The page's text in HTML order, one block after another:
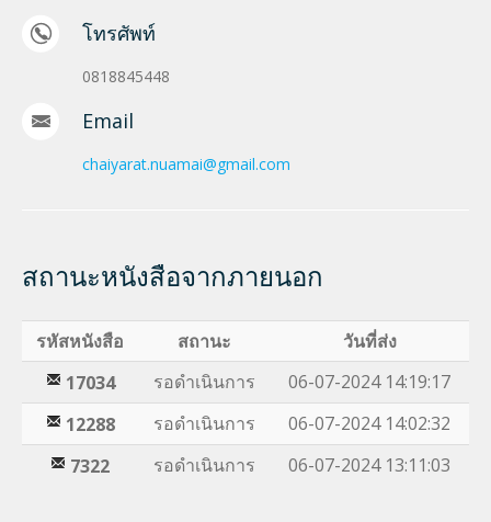
โทรศัพท์
0818845448
Email
chaiyarat.nuamai@gmail.com
สถานะหนังสือจากภายนอก
รหัสหนังสือ สถานะ
วันที่ส่ง
17034
รอดำเนินการ
06-07-2024 14:19:17
12288
รอดำเนินการ
06-07-2024 14:02:32
7322
รอดำเนินการ 06-07-2024 13:11:03